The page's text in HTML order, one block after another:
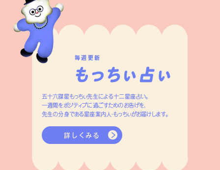
毎週更新
五十六謀星もっちぃ先生による十二星座占い。
一週間をポジティブに過ごすためのお告げを、
先生の分身である星座案内人・もっちぃがお届けします。
詳しくみる